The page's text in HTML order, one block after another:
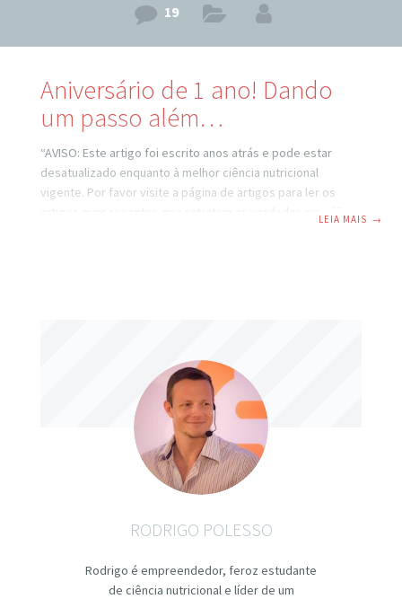
19
Aniversário de 1 ano! Dando
um passo além…
“AVISO: Este artigo foi escrito anos atrás e pode estar
desatualizado enquanto à melhor ciência nutricional
vigente. Por favor visite a página de artigos para ler os
artigos mais recentes que retratam as verdades científicas
LEIA MAIS →
RODRIGO POLESSO
Rodrigo é empreendedor, feroz estudante
de ciência nutricional e líder de um